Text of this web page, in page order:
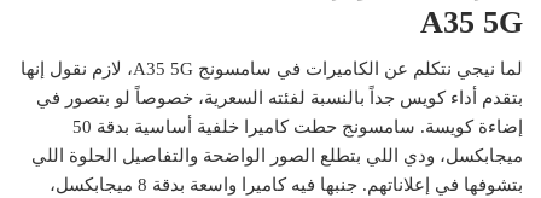
A35 5G
لما نيجي نتكلم عن الكاميرات في سامسونج A35 5G، لازم نقول إنها
بتقدم أداء كويس جداً بالنسبة لفئته السعرية، خصوصاً لو بتصور في
إضاءة كويسة. سامسونج حطت كاميرا خلفية أساسية بدقة 50
ميجابكسل، ودي اللي بتطلع الصور الواضحة والتفاصيل الحلوة اللي
بتشوفها في إعلاناتهم. جنبها فيه كاميرا واسعة بدقة 8 ميجابكسل،